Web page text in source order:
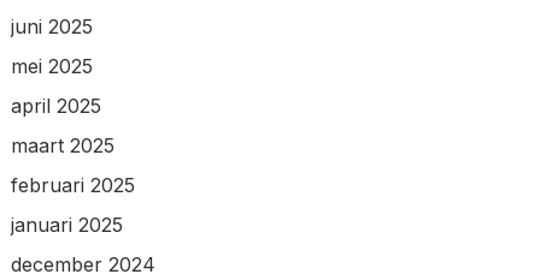
juni 2025
mei 2025
april 2025
maart 2025
februari 2025
januari 2025
december 2024